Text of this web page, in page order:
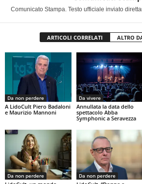
Comunicato Stampa. Testo ufficiale inviato
ARTICOLI CORRELATI ALTRO
Da non perdere
A LidoCult Piero Badaloni
e Maurizio Mannoni
Da vivere
Annullata la data dello
spettacolo Abba
Symphonic a Seravezza
Da non perdere Da non perdere